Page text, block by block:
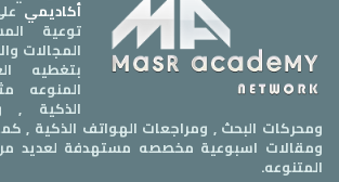
أكاديمي
توعية
المجالات
بتغطيه
المنوعه
الذكية ,
ومحركات البحث , ومراجعات الهواتف الذكية ,
ومقالات اسبوعية مخصصه مستهدفة لعديد من
المتنوعه.